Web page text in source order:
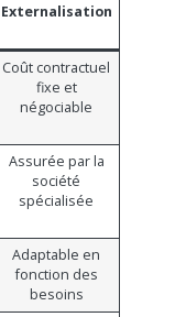
Externalisation
Coût contractuel
fixe et
négociable
Assurée par la
société
spécialisée
Adaptable en
fonction des
besoins